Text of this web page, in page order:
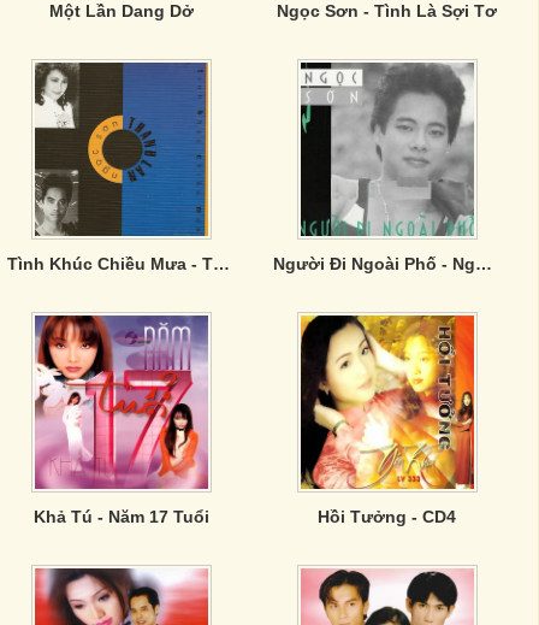
Một Lần Dang Dở Ngọc Sơn - Tình Là Sợi Tơ
Tình Khúc Chiều Mưa - Thanh Lan, Ngọc Sơn Người Đi Ngoài Phố - Ngọc Sơn
Khả Tú - Năm 17 Tuổi Hồi Tưởng - CD4